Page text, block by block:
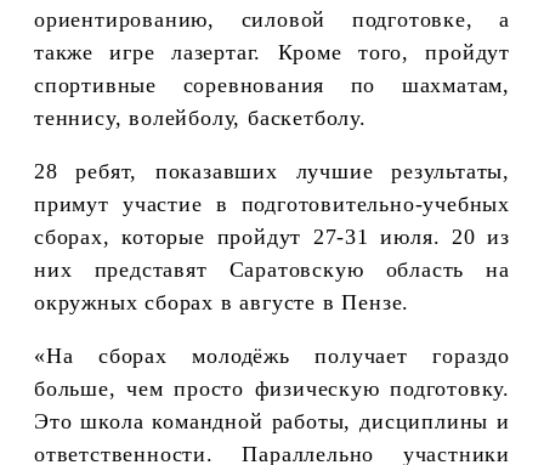
ориентированию, силовой подготовке, а
также игре лазертаг. Кроме того, пройдут
спортивные соревнования по шахматам,
теннису, волейболу, баскетболу.
28 ребят, показавших лучшие результаты,
примут участие в подготовительно-учебных
сборах, которые пройдут 27-31 июля. 20 из
них представят Саратовскую область на
окружных сборах в августе в Пензе.
«На сборах молодёжь получает гораздо
больше, чем просто физическую подготовку.
Это школа командной работы, дисциплины и
ответственности. Параллельно участники